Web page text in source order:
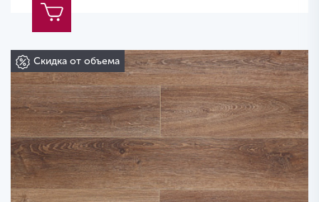
Скидка от объема